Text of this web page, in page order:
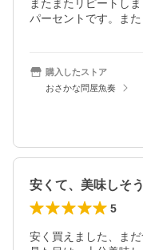
またまたリピートし
パーセントです。また
購入したストア
おさかな問屋魚奏
安くて、美味しそう
5
安く買えました、ま